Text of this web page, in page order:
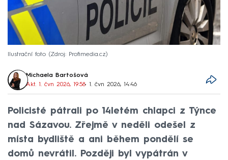
Ilustrační foto Zdroj: Profimedia.cz
Michaela Bartošová
Akt. 1. čvn 2026, 19:58• 1. čvn 2026, 14:46
Policisté pátrali po 14letém chlapci z Týnce
nad Sázavou. Zřejmě v neděli odešel z
místa bydliště a ani během pondělí se
domů nevrátil. Později byl vypátrán v